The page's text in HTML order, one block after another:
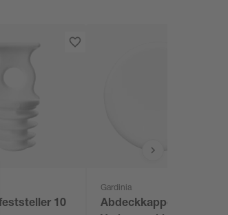
10
Gardinia
Abdeckkappen für